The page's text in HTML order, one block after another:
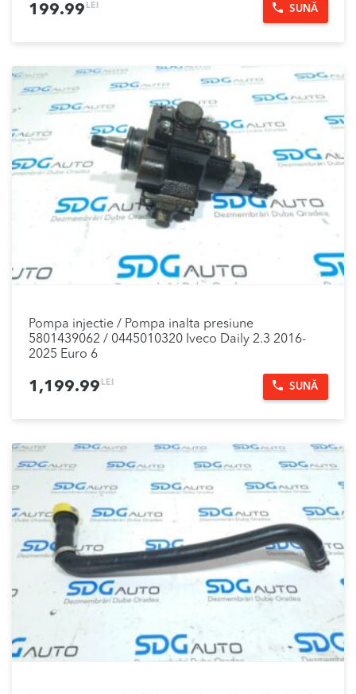
199.99 LEI SUNĂ
Pompa injectie / Pompa inalta presiune
5801439062 / 0445010320 Iveco Daily 2.3 2016-
2025 Euro 6
1,199.99 LEI SUNĂ